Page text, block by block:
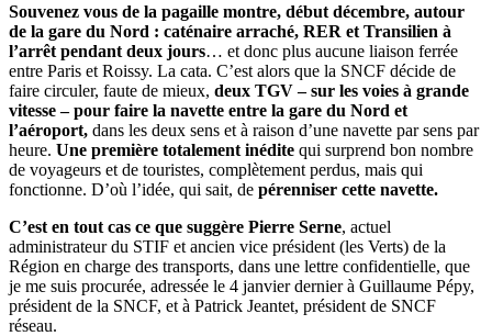
Souvenez vous de la pagaille montre, début décembre, autour
de la gare du Nord : caténaire arraché, RER et Transilien à
l’arrêt pendant deux jours… et donc plus aucune liaison ferrée
entre Paris et Roissy. La cata. C’est alors que la SNCF décide de
faire circuler, faute de mieux, deux TGV – sur les voies à grande
vitesse – pour faire la navette entre la gare du Nord et
l’aéroport, dans les deux sens et à raison d’une navette par sens par
heure. Une première totalement inédite qui surprend bon nombre
de voyageurs et de touristes, complètement perdus, mais qui
fonctionne. D’où l’idée, qui sait, de pérenniser cette navette.
C’est en tout cas ce que suggère Pierre Serne, actuel
administrateur du STIF et ancien vice président (les Verts) de la
Région en charge des transports, dans une lettre confidentielle, que
je me suis procurée, adressée le 4 janvier dernier à Guillaume Pépy,
président de la SNCF, et à Patrick Jeantet, président de SNCF
réseau.